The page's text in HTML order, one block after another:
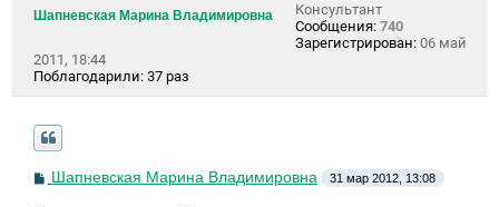
Шапневская Марина Владимировна
Консультант
Сообщения: 740
Зарегистрирован: 06 май
2011, 18:44
Поблагодарили: 37 раз
СШапневская Марина Владимировна 31 мар 2012, 13:08